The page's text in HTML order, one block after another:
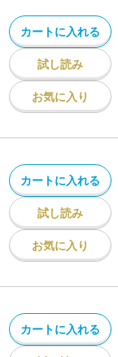
カートに入れる
試し読み
お気に入り
カートに入れる
試し読み
お気に入り
カートに入れる